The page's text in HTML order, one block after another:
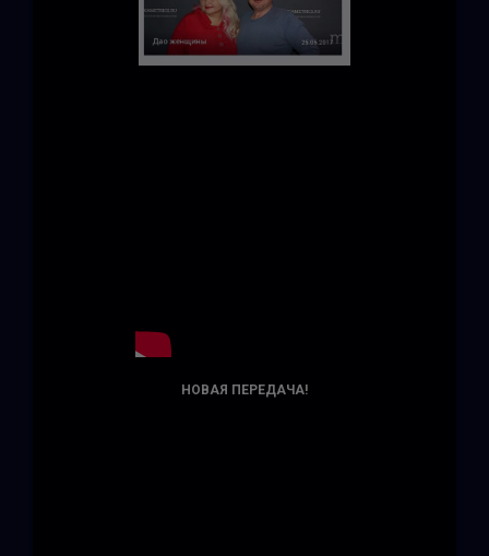
НОВАЯ ПЕРЕДАЧА!